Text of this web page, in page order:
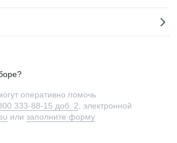
оперативно помочь
333-88-15 доб. 2 , электронной
или заполните форму